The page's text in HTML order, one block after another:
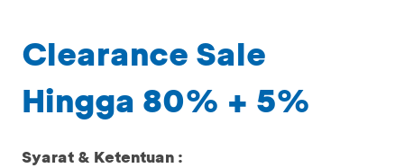
Clearance Sale
Hingga 80% + 5%
Syarat & Ketentuan :